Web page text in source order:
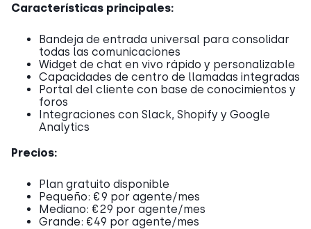
Características principales:
Bandeja de entrada universal para consolidar
todas las comunicaciones
Widget de chat en vivo rápido y personalizable
Capacidades de centro de llamadas integradas
Portal del cliente con base de conocimientos y
foros
Integraciones con Slack, Shopify y Google
Analytics
Precios:
Plan gratuito disponible
Pequeño: €9 por agente/mes
Mediano: €29 por agente/mes
Grande: €49 por agente/mes